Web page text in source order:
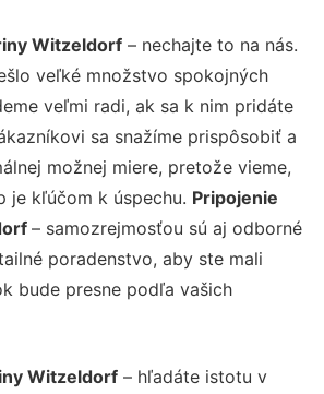
Witzeldorf – nechajte to na nás.
veľké množstvo spokojných
veľmi radi, ak sa k nim pridáte
sa snažíme prispôsobiť a
možnej miere, pretože vieme,
je kľúčom k úspechu. Pripojenie
– samozrejmosťou sú aj odborné
poradenstvo, aby ste mali
bude presne podľa vašich
Witzeldorf – hľadáte istotu v